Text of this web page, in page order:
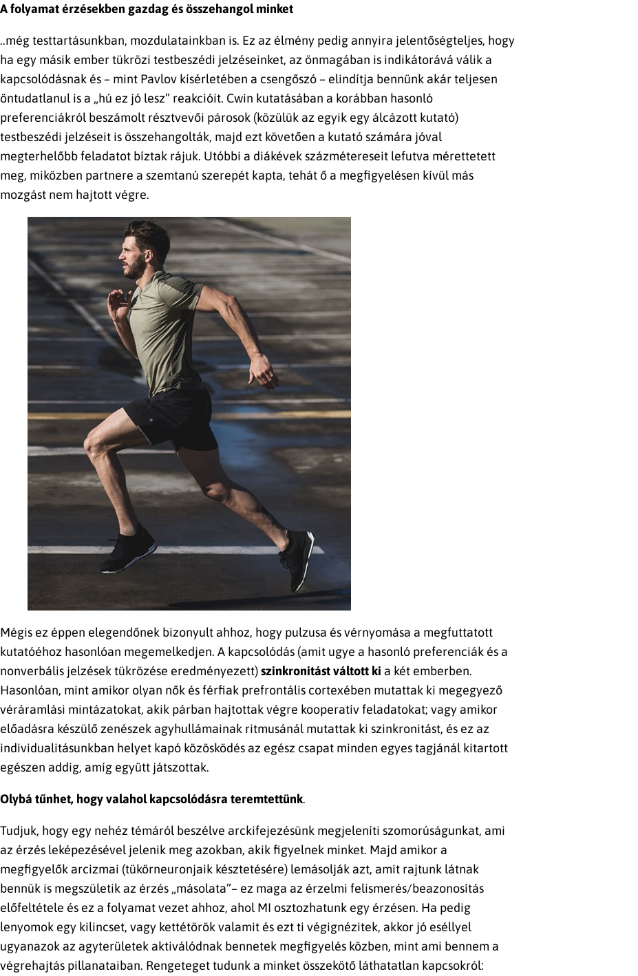
A folyamat érzésekben gazdag és összehangol minket
..még testtartásunkban, mozdulatainkban is. Ez az élmény pedig annyira jelentőségteljes, hogy
ha egy másik ember tükrözi testbeszédi jelzéseinket, az önmagában is indikátorává válik a
kapcsolódásnak és – mint Pavlov kísérletében a csengőszó – elindítja bennünk akár teljesen
öntudatlanul is a „hú ez jó lesz” reakcióit. Cwin kutatásában a korábban hasonló
preferenciákról beszámolt résztvevői párosok (közülük az egyik egy álcázott kutató)
testbeszédi jelzéseit is összehangolták, majd ezt követően a kutató számára jóval
megterhelőbb feladatot bíztak rájuk. Utóbbi a diákévek százmétereseit lefutva mérettetett
meg, miközben partnere a szemtanú szerepét kapta, tehát ő a megfigyelésen kívül más
mozgást nem hajtott végre.
Mégis ez éppen elegendőnek bizonyult ahhoz, hogy pulzusa és vérnyomása a megfuttatott
kutatóéhoz hasonlóan megemelkedjen. A kapcsolódás (amit ugye a hasonló preferenciák és a
nonverbális jelzések tükrözése eredményezett)szinkronitást váltott ki a két emberben.
Hasonlóan, mint amikor olyan nők és férfiak prefrontális cortexében mutattak ki megegyező
véráramlási mintázatokat, akik párban hajtottak végre kooperatív feladatokat; vagy amikor
előadásra készülő zenészek agyhullámainak ritmusánál mutattak ki szinkronitást, és ez az
individualitásunkban helyet kapó közösködés az egész csapat minden egyes tagjánál kitartott
egészen addig, amíg együtt játszottak.
Olybá tűnhet, hogy valahol kapcsolódásra teremtettünk.
Tudjuk, hogy egy nehéz témáról beszélve arckifejezésünk megjeleníti szomorúságunkat, ami
az érzés leképezésével jelenik meg azokban, akik figyelnek minket. Majd amikor a
megfigyelők arcizmai (tükörneuronjaik késztetésére) lemásolják azt, amit rajtunk látnak
bennük is megszületik az érzés „másolata”– ez maga az érzelmi felismerés/beazonosítás
előfeltétele és ez a folyamat vezet ahhoz, ahol MI osztozhatunk egy érzésen. Ha pedig
lenyomok egy kilincset, vagy kettétörök valamit és ezt ti végignézitek, akkor jó eséllyel
ugyanazok az agyterületek aktiválódnak bennetek megfigyelés közben, mint ami bennem a
végrehajtás pillanataiban. Rengeteget tudunk a minket összekötő láthatatlan kapcsokról: